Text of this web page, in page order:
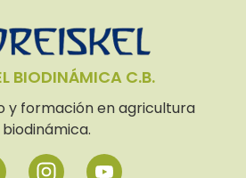
BIODINÁMICA C.B.
y formación en agricultura
biodinámica.